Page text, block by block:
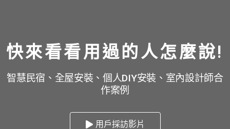
快來看看用過的人怎麼說!
智慧民宿、全屋安裝、個人DIY安裝、室內設計師合
作案例
用戶採訪影片